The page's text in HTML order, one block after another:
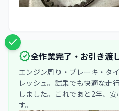
check
verified全作業完了・お引き渡
エンジン周り・ブレーキ・タ
レッシュ。試乗でも快適な走
しました。これであと2年、
す。